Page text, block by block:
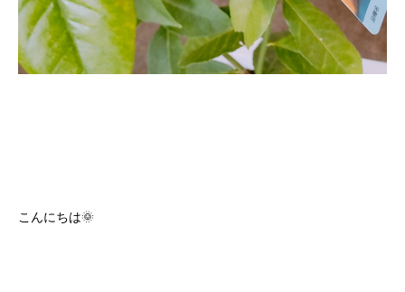
こんにちは🌞